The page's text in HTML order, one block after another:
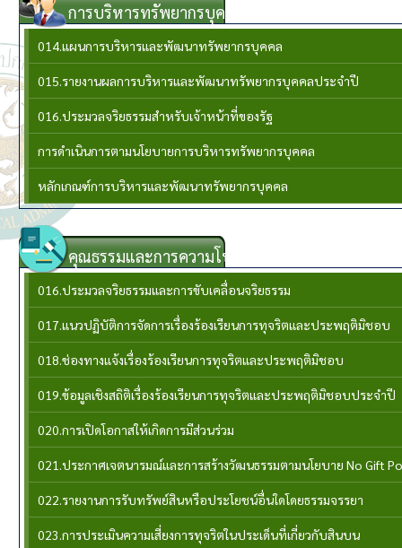
การบริหารทรัพยากรบุคล
014.แผนการบริหารและพัฒนาทรัพยากรบุคคล
015.รายงานผลการบริหารและพัฒนาทรัพยากรบุคคลประจําปี
016.ประมวลจริยธรรมสำหรับเจ้าหน้าที่ของรัฐ
การดำเนินการตามนโยบายการบริหารทรัพยากรบุคคล
หลักเกณฑ์การบริหารและพัฒนาทรัพยากรบุคคล
คุณธรรมและการความโปร่งใส
016.ประมวลจริยธรรมและการขับเคลื่อนจริยธรรม
017.แนวปฏิบัติการจัดการเรื่องร้องเรียนการทุจริตและประพฤติมิชอบ
018.ช่องทางแจ้งเรื่องร้องเรียนการทุจริตและประพฤติมิชอบ
019.ข้อมูลเชิงสถิติเรื่องร้องเรียนการทุจริตและประพฤติมิชอบประจำปี
020.การเปิดโอกาสให้เกิดการมีส่วนร่วม
021.ประกาศเจตนารมณ์และการสร้างวัฒนธรรมตามนโยบาย No Gift
022.รายงานการรับทรัพย์สินหรือประโยชน์อื่นใดโดยธรรมจรรยา
023.การประเมินความเสี่ยงการทุจริตในประเด็นที่เกี่ยวกับสินบน